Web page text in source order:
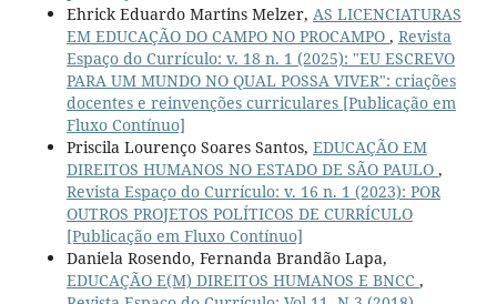
Ehrick Eduardo Martins Melzer, AS LICENCIATURAS
EM EDUCAÇÃO DO CAMPO NO PROCAMPO , Revista
Espaço do Currículo: v. 18 n. 1 (2025): "EU ESCREVO
PARA UM MUNDO NO QUAL POSSA VIVER": criações
docentes e reinvenções curriculares [Publicação em
Fluxo Contínuo]
Priscila Lourenço Soares Santos, EDUCAÇÃO EM
DIREITOS HUMANOS NO ESTADO DE SÃO PAULO ,
Revista Espaço do Currículo: v. 16 n. 1 (2023): POR
OUTROS PROJETOS POLÍTICOS DE CURRÍCULO
[Publicação em Fluxo Contínuo]
Daniela Rosendo, Fernanda Brandão Lapa,
EDUCAÇÃO E(M) DIREITOS HUMANOS E BNCC ,